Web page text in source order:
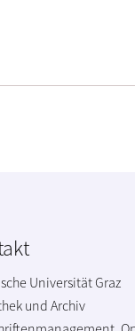
Universität Graz
und Archiv